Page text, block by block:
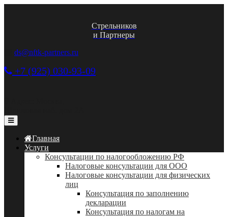
Стрельников
и Партнеры
ds@nftk-partners.ru
+7 (925) 030-93-09
Главная
Услуги
Консультации по налогообложению РФ
Налоговые консультации для ООО
Налоговые консультации для физических
лиц
Консультация по заполнению
декларации
Консультация по налогам на